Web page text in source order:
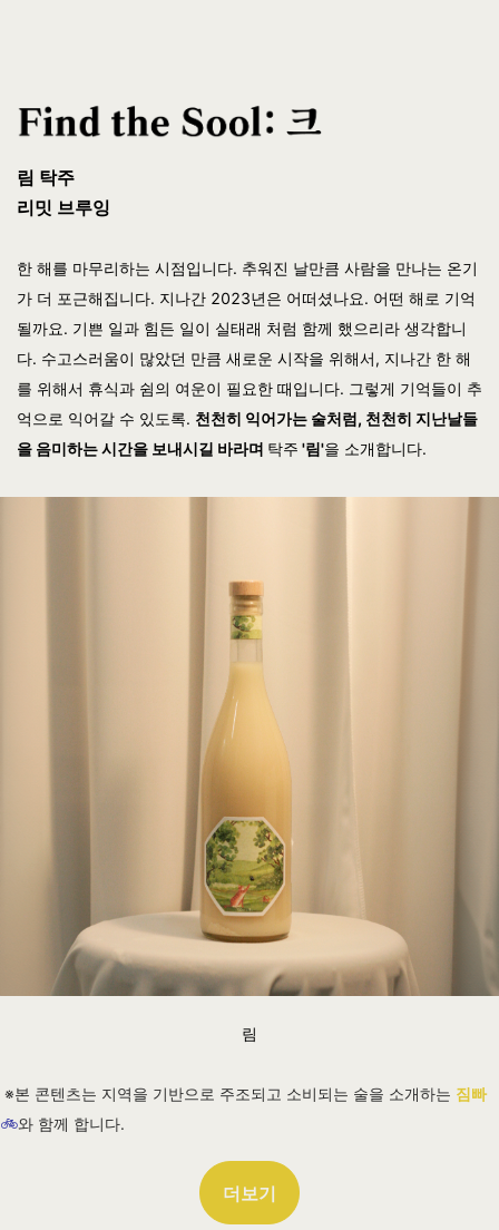
림 탁주
리밋 브루잉
한 해를 마무리하는 시점입니다. 추워진 날만큼 사람을 만나는 온기
가 더 포근해집니다. 지나간 2023년은 어떠셨나요. 어떤 해로 기억
될까요. 기쁜 일과 힘든 일이 실태래 처럼 함께 했으리라 생각합니
다. 수고스러움이 많았던 만큼 새로운 시작을 위해서, 지나간 한 해
를 위해서 휴식과 쉼의 여운이 필요한 때입니다. 그렇게 기억들이 추
억으로 익어갈 수 있도록. 천천히 익어가는 술처럼, 천천히 지난날들
을 음미하는 시간을 보내시길 바라며 탁주 '림'을 소개합니다.
림
※본 콘텐츠는 지역을 기반으로 주조되고 소비되는 술을 소개하는 짐빠
🚲와 함께 합니다.
더보기